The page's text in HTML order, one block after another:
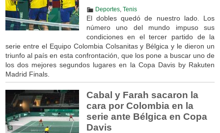
Deportes, Tenis
El dobles quedó de nuestro lado. Los
número uno del mundo impuso sus
condiciones en el tercer partido de la
serie entre el Equipo Colombia Colsanitas y Bélgica y le dieron un
triunfo al país en esta confrontación, que los pone a buscar uno de
los dos mejores segundos lugares en la Copa Davis by Rakuten
Madrid Finals.
Cabal y Farah sacaron la
cara por Colombia en la
serie ante Bélgica en Copa
Davis